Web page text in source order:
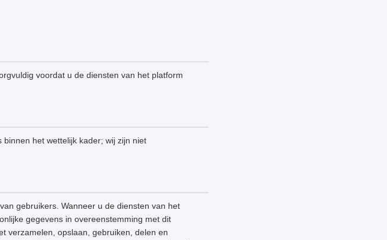
voordat u de diensten van het platform
het wettelijk kader; wij zijn niet
gebruikers. Wanneer u de diensten van het
gegevens in overeenstemming met dit
verzamelen, opslaan, gebruiken, delen en